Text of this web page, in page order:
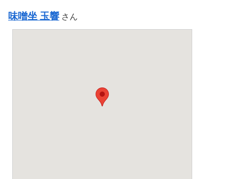
味噌坐 玉響 さん